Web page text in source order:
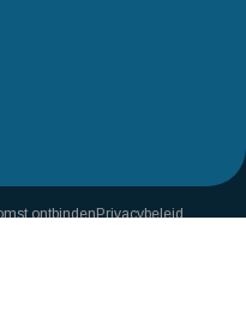
ontbindenPrivacybeleid